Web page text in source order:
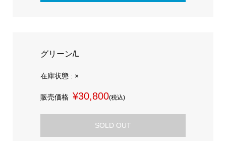
グリーン/L
在庫状態 : ×
販売価格 ¥30,800(税込)
SOLD OUT